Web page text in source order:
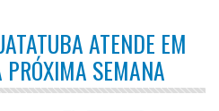
ATENDE EM
PRÓXIMA SEMANA